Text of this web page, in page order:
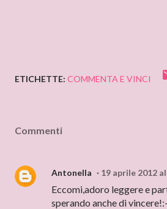
ETICHETTE: COMMENTA E VINCI
Commenti
Antonella 19 aprile 2012
Eccomi,adoro leggere e
sperando anche di